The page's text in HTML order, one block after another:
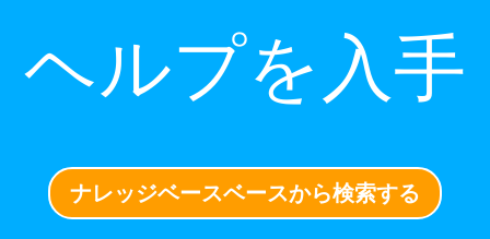
ヘルプを入手
ナレッジベースベースから検索する